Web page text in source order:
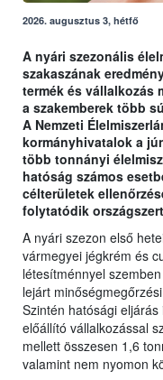
2026. augusztus 3, hétfő
A nyári szezonális
szakaszának
termék és vállalkozás
a szakemberek több
A Nemzeti
kormányhivatalok a
több tonnányi
hatóság számos
célterületek
folytatódik
A nyári szezon első
vármegyei jégkrém és
létesítménnyel
lejárt
Szintén hatósági
előállító vállalkozással
mellett összesen 1,6
valamint nem nyomon